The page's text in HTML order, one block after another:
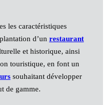
les caractéristiques
d’un restaurant
et historique, ainsi
touristique, en font un
souhaitant développer
de gamme.